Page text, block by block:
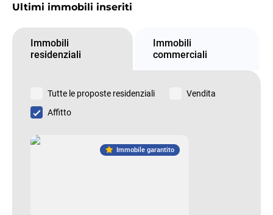
Ultimi immobili inseriti
Immobili
residenziali
Immobili
commerciali
Tutte le proposte residenziali
Vendita
Affitto
Immobile garantito